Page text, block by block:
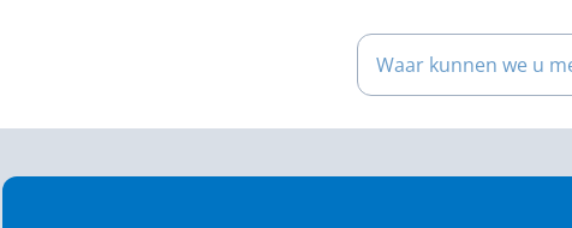
Waar kunnen we u